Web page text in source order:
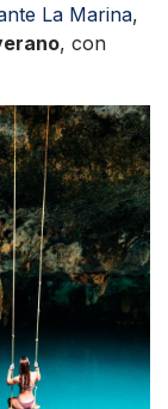
La Marina,
, con